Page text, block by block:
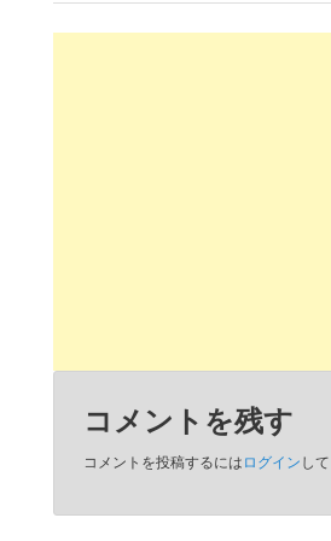
コメントを残す
コメントを投稿するにはログインし